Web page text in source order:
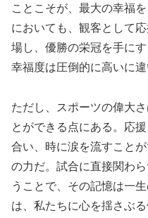
ことこそが、最大の幸福
においても、観客として
場し、優勝の栄冠を手に
幸福度は圧倒的に高いに違
ただし、スポーツの偉大
とができる点にある。応
合い、時に涙を流すこと
の力だ。試合に直接関わ
うことで、その記憶は一
は、私たちに心を揺さぶ